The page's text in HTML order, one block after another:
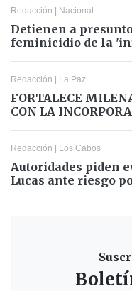
Redacción | Nacional
Detienen a
feminicidio de la
Redacción | La Paz
FORTALECE
CON LA
Redacción | Los Cabos
Autoridades piden
Lucas ante riesgo